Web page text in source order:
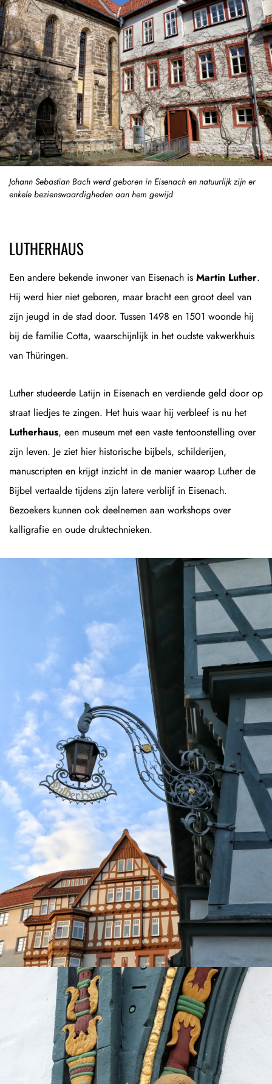
Johann Sebastian Bach werd geboren in Eisenach en natuurlijk zijn er
enkele bezienswaardigheden aan hem gewijd
LUTHERHAUS
Een andere bekende inwoner van Eisenach is Martin Luther.
Hij werd hier niet geboren, maar bracht een groot deel van
zijn jeugd in de stad door. Tussen 1498 en 1501 woonde hij
bij de familie Cotta, waarschijnlijk in het oudste vakwerkhuis
van Thüringen.
Luther studeerde Latijn in Eisenach en verdiende geld door op
straat liedjes te zingen. Het huis waar hij verbleef is nu het
Lutherhaus, een museum met een vaste tentoonstelling over
zijn leven. Je ziet hier historische bijbels, schilderijen,
manuscripten en krijgt inzicht in de manier waarop Luther de
Bijbel vertaalde tijdens zijn latere verblijf in Eisenach.
Bezoekers kunnen ook deelnemen aan workshops over
kalligrafie en oude druktechnieken.